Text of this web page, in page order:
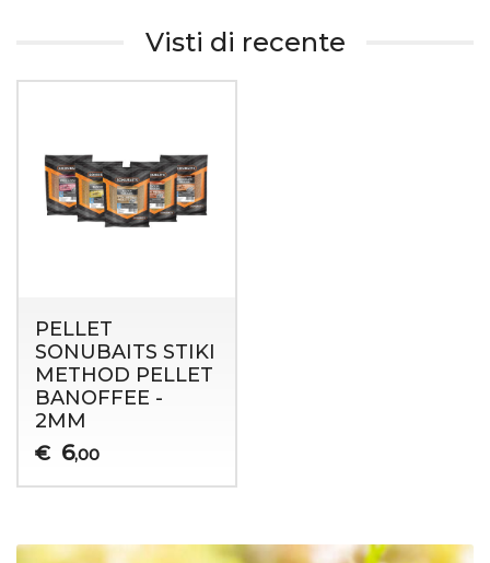
Visti di recente
PELLET
SONUBAITS STIKI
METHOD PELLET
BANOFFEE -
2MM
€ 6,00